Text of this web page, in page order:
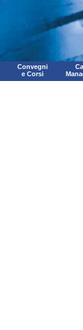
Convegni
e Corsi